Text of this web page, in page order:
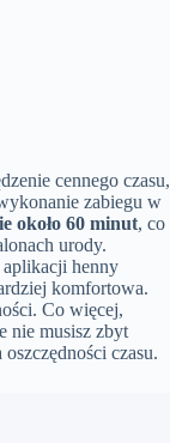
cennego czasu,
zabiegu w
około 60 minut, co
urody.
aplikacji henny
komfortowa.
Co więcej,
nie musisz zbyt
czasu.